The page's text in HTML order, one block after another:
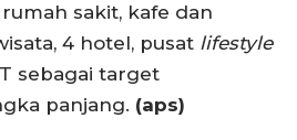
sakit, kafe dan
4 hotel, pusat lifestyle
sebagai target
panjang. (aps)